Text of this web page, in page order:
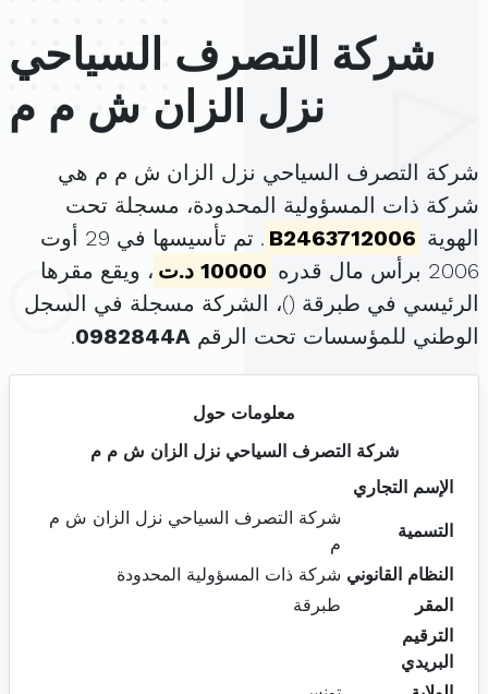
شركة التصرف السياحي
نزل الزان ش م م
شركة التصرف السياحي نزل الزان ش م م هي
شركة ذات المسؤولية المحدودة، مسجلة تحت
الهوية B2463712006
. تم تأسيسها في 29 أوت
2006 برأس مال قدره
10000 د.ت
، ويقع مقرها
الرئيسي في طبرقة ()، الشركة مسجلة في السجل
الوطني للمؤسسات تحت الرقم 0982844A
.
معلومات حول
شركة التصرف السياحي نزل الزان ش م م
الإسم التجاري
التسمية
شركة التصرف السياحي نزل الزان ش م
م
النظام القانوني شركة ذات المسؤولية المحدودة
المقر
طبرقة
الترقيم
البريدي